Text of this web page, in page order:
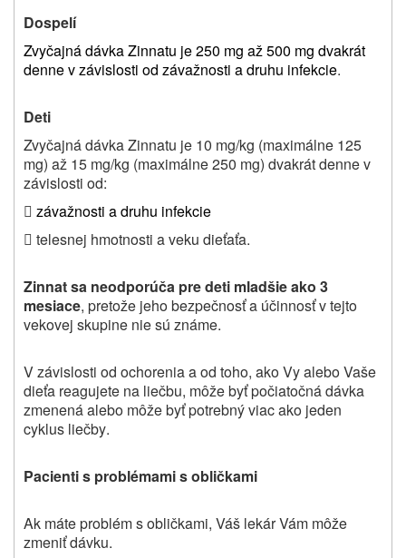
Dospelí
Zvyčajná dávka Zinnatu je 250 mg až 500 mg dvakrát
denne v závislosti od závažnosti a druhu infekcie.
Deti
Zvyčajná dávkaZinnatu je 10 mg/kg (maximálne 125
mg) až 15 mg/kg (maximálne 250 mg) dvakrátdenne v
závislosti od:
 závažnosti a druhu infekcie
 telesnej hmotnosti a veku dieťaťa.
Zinnat sa neodporúča pre deti mladšie ako 3
mesiace, pretože jeho bezpečnosť a účinnosť v tejto
vekovej skupine nie sú známe.
V závislosti od ochorenia a od toho, ako Vy alebo Vaše
dieťa reagujete na liečbu, môže byť počiatočná dávka
zmenená alebo môže byť potrebný viac ako jeden
cyklus liečby.
Pacienti s problémami s obličkami
Ak máte problém s obličkami, Váš lekár Vám môže
zmeniť dávku.